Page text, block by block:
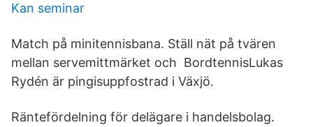
Kan seminar
Match på minitennisbana. Ställ nät på tvären
mellan servemittmärket och BordtennisLukas
Rydén är pingisuppfostrad i Växjö.
Räntefördelning för delägare i handelsbolag.